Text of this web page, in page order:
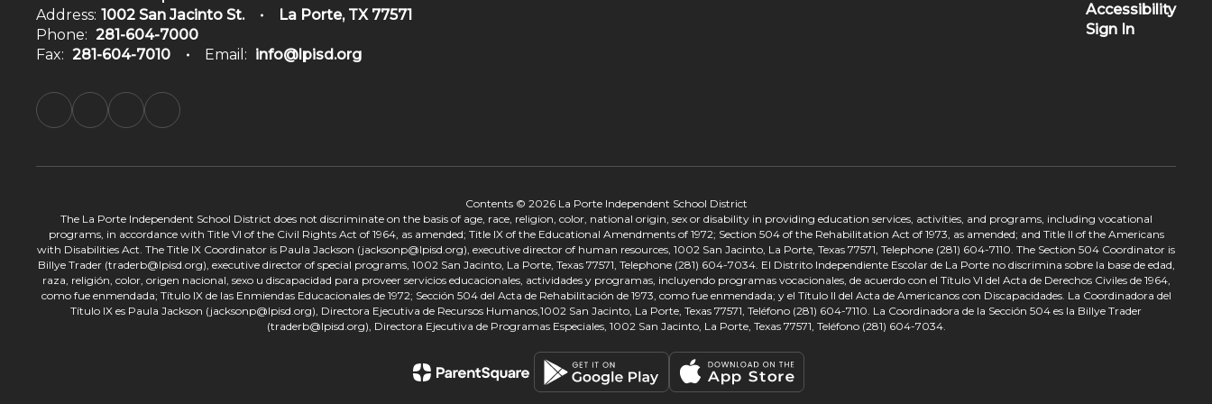
Address: 1002 San Jacinto St.
La Porte, TX 77571
Phone: 281-604-7000
Fax: 281-604-7010 Email: info@lpisd.org
Accessibility
Sign In
Contents © 2026 La Porte Independent School District
The La Porte Independent School District does not discriminate on the basis of age, race, religion, color, national origin, sex or disability in providing education services, activities, and programs, including vocational
programs, in accordance with Title VI of the Civil Rights Act of 1964, as amended; Title IX of the Educational Amendments of 1972; Section 504 of the Rehabilitation Act of 1973, as amended; and Title II of the Americans
with Disabilities Act. The Title IX Coordinator is Paula Jackson (jacksonp@lpisd.org), executive director of human resources, 1002 San Jacinto, La Porte, Texas 77571, Telephone (281) 604-7110. The Section 504 Coordinator is
Billye Trader (traderb@lpisd.org), executive director of special programs, 1002 San Jacinto, La Porte, Texas 77571, Telephone (281) 604-7034. El Distrito Independiente Escolar de La Porte no discrimina sobre la base de edad,
raza, religión, color, origen nacional, sexo u discapacidad para proveer servicios educacionales, actividades y programas, incluyendo programas vocacionales, de acuerdo con el Título VI del Acta de Derechos Civiles de 1964,
como fue enmendada; Título IX de las Enmiendas Educacionales de 1972; Sección 504 del Acta de Rehabilitación de 1973, como fue enmendada; y el Título II del Acta de Americanos con Discapacidades. La Coordinadora del
Título IX es Paula Jackson (jacksonp@lpisd.org), Directora Ejecutiva de Recursos Humanos,1002 San Jacinto, La Porte, Texas 77571, Teléfono (281) 604-7110. La Coordinadora de la Sección 504 es la Billye Trader
(traderb@lpisd.org), Directora Ejecutiva de Programas Especiales, 1002 San Jacinto, La Porte, Texas 77571, Teléfono (281) 604-7034.